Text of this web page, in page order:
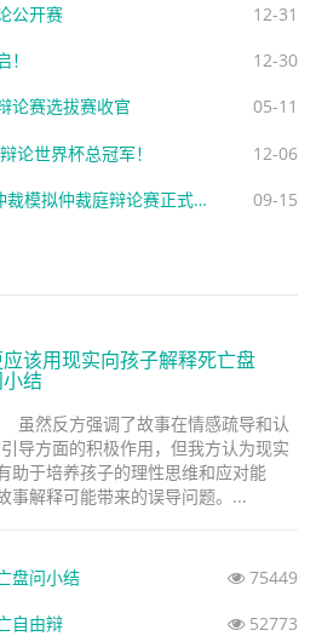
公开赛 12-31
12-30
论赛选拔赛收官 05-11
论世界杯总冠军！ 12-06
第二十届“贸仲杯”国际商事仲裁模拟仲裁庭辩论赛正式报名通知 09-15
应该用现实向孩子解释死亡盘
结
然反方强调了故事在情感疏导和认
导方面的积极作用，但我方认为现实
助于培养孩子的理性思维和应对能
解释可能带来的误导问题。...
盘问小结 75449
自由辩 52773